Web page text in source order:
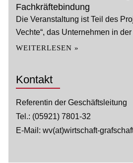
Fachkräftebindung
Die Veranstaltung ist Teil des
Vechte“, das Unternehmen in
WEITERLESEN »
Kontakt
Referentin der Geschäftsleitung
Tel.: (05921) 7801-32
E-Mail: wv(at)wirtschaft-